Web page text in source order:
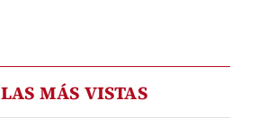
LAS MÁS VISTAS